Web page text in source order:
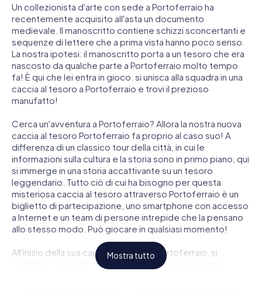
Un collezionista d'arte con sede a Portoferraio ha
recentemente acquisito all'asta un documento
medievale. Il manoscritto contiene schizzi sconcertanti e
sequenze di lettere che a prima vista hanno poco senso.
La nostra ipotesi: il manoscritto porta a un tesoro che era
nascosto da qualche parte a Portoferraio molto tempo
fa! È qui che lei entra in gioco: si unisca alla squadra in una
caccia al tesoro a Portoferraio e trovi il prezioso
manufatto!
Cerca un'avventura a Portoferraio? Allora la nostra nuova
caccia al tesoro Portoferraio fa proprio al caso suo! A
differenza di un classico tour della città, in cui le
informazioni sulla cultura e la storia sono in primo piano, qui
si immerge in una storia accattivante su un tesoro
leggendario. Tutto ciò di cui ha bisogno per questa
misteriosa caccia al tesoro attraverso Portoferraio è un
biglietto di partecipazione, uno smartphone con accesso
a Internet e un team di persone intrepide che la pensano
allo stesso modo. Può giocare in qualsiasi momento!
All'inizio della sua caccia al tesoro a Portoferraio, si
incontrerà in una posizione centrale per una riunione
Mostra tutto